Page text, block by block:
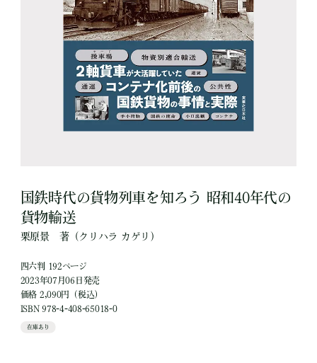
国鉄時代の貨物列車を知ろう 昭和40年代の
貨物輸送
栗原景 著（クリハラ カゲリ）
四六判 192ページ
2023年07月06日発売
価格 2,090円（税込）
ISBN 978-4-408-65018-0
在庫あり